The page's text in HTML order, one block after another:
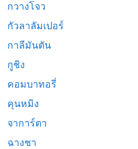
กวางโจว
กัวลาลัมเปอร์
กาลีมันตัน
กูชิง
คอมบาทอรี่
คุนหมิง
จาการ์ตา
ฉางชา